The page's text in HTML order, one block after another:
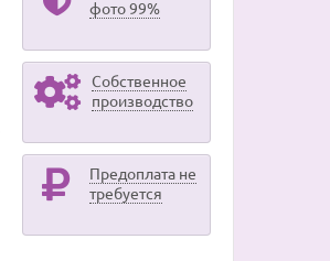
фото 99%
Собственное
производство
Предоплата не
требуется